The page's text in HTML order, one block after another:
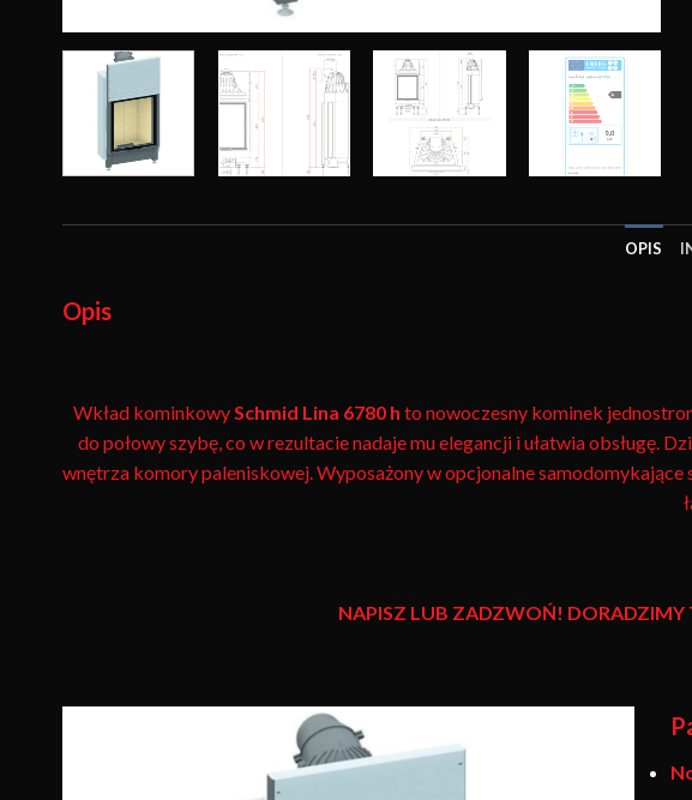
OPIS
Opis
Wkład kominkowySchmid Lina 6780 h to nowoczesny kominek
do połowy szybę, co w rezultacie nadaje mu elegancji i ułatwia obsługę.
wnętrza komory paleniskowej. Wyposażony w opcjonalne
NAPISZ LUB ZADZWOŃ! DORADZIMY